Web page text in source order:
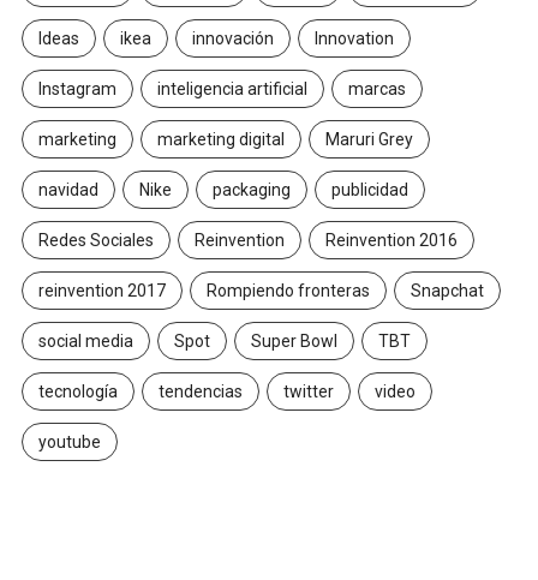
Ideas ikea innovación Innovation
Instagram inteligencia artificial marcas
marketing marketing digital Maruri Grey
navidad Nike packaging publicidad
Redes Sociales Reinvention Reinvention 2016
reinvention 2017 Rompiendo fronteras Snapchat
social media Spot Super Bowl TBT
tecnología tendencias twitter video
youtube